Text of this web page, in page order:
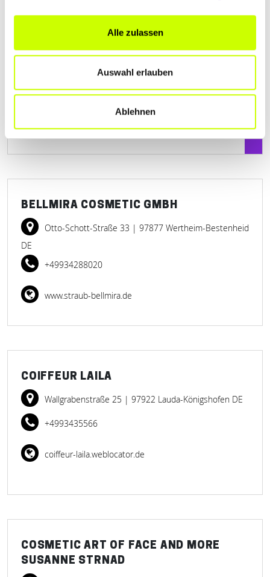
Alle zulassen
Auswahl erlauben
Ablehnen
ANNA-LENA CRUSE KOSMETIK &
Gaisbergstraße 7| 97892 Kreuzwertheim DE
+4993429183551
BELLMIRA COSMETIC GMBH
Otto-Schott-Straße 33 | 97877 Wertheim-Bestenheid
DE
+49934288020
www.straub-bellmira.de
COIFFEUR LAILA
Wallgrabenstraße 25 | 97922 Lauda-Königshofen DE
+4993435566
coiffeur-laila.weblocator.de
COSMETIC ART OF FACE AND MORE
SUSANNE STRNAD